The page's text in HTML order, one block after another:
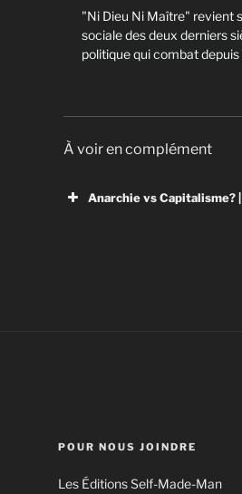
"Ni Dieu Ni Maître" revient
sociale des deux derniers
politique qui combat
À voir en complément
Anarchie vs Capitalisme?
POUR NOUS JOINDRE
Les Éditions Self-Made-Man